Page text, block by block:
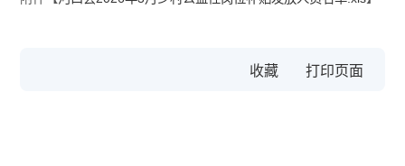
收藏